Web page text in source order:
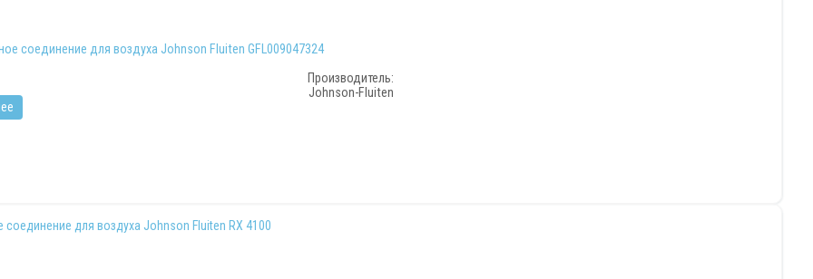
Производитель:
Johnson-Fluiten
соединение для воздуха Johnson Fluiten RX 4100